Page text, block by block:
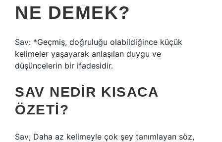
NE DEMEK?
Sav: *Geçmiş, doğruluğu olabildiğince küçük
kelimeler yaşayarak anlaşılan duygu ve
düşüncelerin bir ifadesidir.
SAV NEDIR KISACA
ÖZETI?
Sav; Daha az kelimeyle çok şey tanımlayan söz,